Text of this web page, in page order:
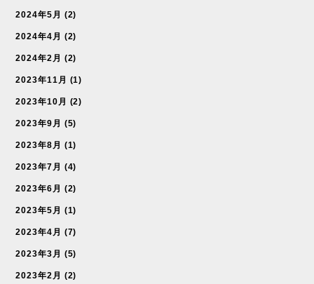
2024年5月 (2)
2024年4月 (2)
2024年2月 (2)
2023年11月 (1)
2023年10月 (2)
2023年9月 (5)
2023年8月 (1)
2023年7月 (4)
2023年6月 (2)
2023年5月 (1)
2023年4月 (7)
2023年3月 (5)
2023年2月 (2)